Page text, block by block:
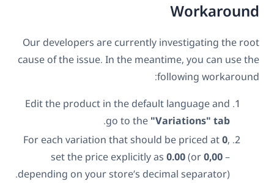
Workaround
Our developers are currently investigating the root
cause of the issue. In the meantime, you can use the
following workaround:
Edit the product in the default language and
go to the "Variations" tab
.
For each variation that should be priced at0,
set the price explicitly as 0.00(or0,00–
depending on your store’s decimal separator).